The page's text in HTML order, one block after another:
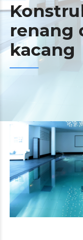
renang
kacang